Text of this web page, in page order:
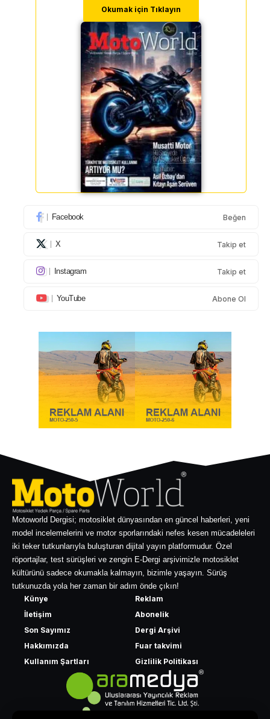
Okumak için Tıklayın
Facebook Beğen
X Takip et
Instagram Takip et
YouTube Abone Ol
Motoworld Dergisi; motosiklet dünyasından en güncel haberleri, yeni
model incelemelerini ve motor sporlarındaki nefes kesen mücadeleleri
iki teker tutkunlarıyla buluşturan dijital yayın platformudur. Özel
röportajlar, test sürüşleri ve zengin E-Dergi arşivimizle motosiklet
kültürünü sadece okumakla kalmayın, bizimle yaşayın. Sürüş
tutkunuzda yola her zaman bir adım önde çıkın!
Künye
İletişim
Son Sayımız
Hakkımızda
Kullanım Şartları
Reklam
Abonelik
Dergi Arşivi
Fuar takvimi
Gizlilik Politikası